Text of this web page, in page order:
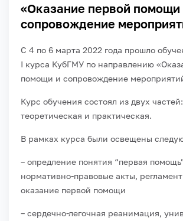
«Оказание первой помощи
сопровождение
С 4 по 6 марта 2022 года прошло
I курса КубГМУ по направлению
помощи и сопровождение
Курс обучения состоял из двух частей:
теоретическая и практическая.
В рамках курса были освещены
– опредление понятия “первая
нормативно-правовые акты,
оказание первой помощи
– сердечно-легочная реанимация,